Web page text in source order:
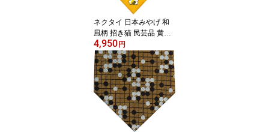
ネクタイ 日本みやげ 和
風柄 招き猫 民芸品 黄色
WH-008BETTER FORTU
NE CAT シルクプレゼ
ント ギフト 贈り物
4,950 円